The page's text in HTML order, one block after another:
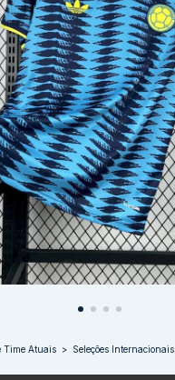
Time Atuais > Seleções Internacionais